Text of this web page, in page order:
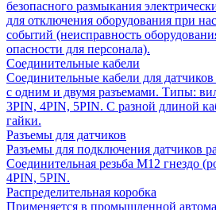
безопасного размыкания
для отключения оборудования при
событий (неисправность
опасности для персонала).
Соединительные кабели
Соединительные кабели для
с одним и двумя разъемами. Типы:
3PIN, 4PIN, 5PIN. С разной длиной
гайки.
Разъемы для датчиков
Разъемы для подключения датчиков
Соединительная резьба М12 гнездо
4PIN, 5PIN.
Распределительная коробка
Применяется в промышленной